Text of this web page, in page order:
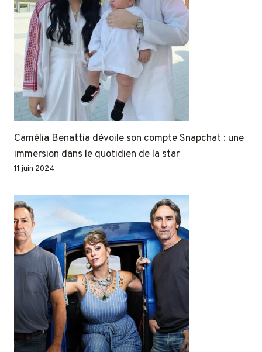
Camélia Benattia dévoile son compte Snapchat : une
immersion dans le quotidien de la star
11 juin 2024